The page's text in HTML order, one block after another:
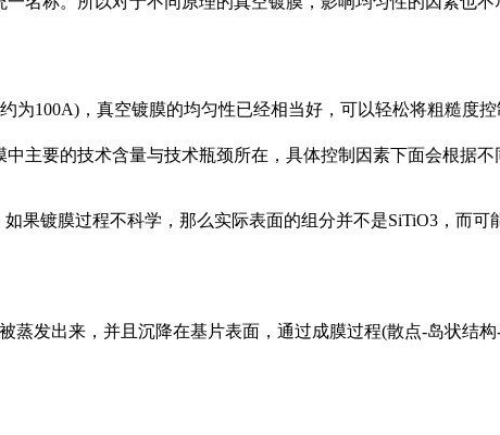
100A)，真空镀膜的均匀性已经相当好，可以轻松将粗糙度控
主要的技术含量与技术瓶颈所在，具体控制因素下面会根据不
果镀膜过程不科学，那么实际表面的组分并不是SiTiO3，而可
发出来，并且沉降在基片表面，通过成膜过程(散点-岛状结